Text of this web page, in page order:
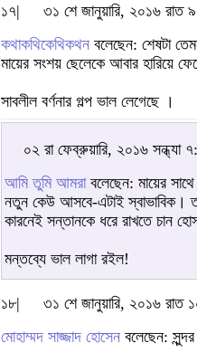
১৭|
৩১ শে জানুয়ারি, ২০১৬ রাত
কথাকথিকেথিকথন বলেছেন: শেষটা
মায়ের সংশয় ছেলেকে আবার হারিয়ে
সাবলীল বর্ণনার গল্প ভাল লেগেছে ।
০২ রা ফেব্রুয়ারি, ২০১৬ সন্ধ্যা
আমি তুমি আমরাবলেছেন: মায়ের
নতুন কেউ আসবে-এটাই স্বাভাবিক।
কারনেই সন্তানকে ধরে রাখতে চান
মন্তব্যে ভাল লাগা রইল!
১৮|
৩১ শে জানুয়ারি, ২০১৬ রাত
মোহাম্মদ সাজ্জাদ হোসেন বলেছেন: